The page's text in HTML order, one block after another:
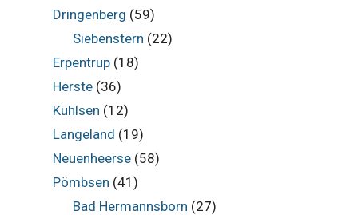
Dringenberg (59)
Siebenstern (22)
Erpentrup(18)
Herste(36)
Kühlsen (12)
Langeland (19)
Neuenheerse(58)
Pömbsen (41)
Bad Hermannsborn (27)